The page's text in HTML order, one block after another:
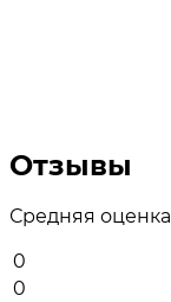
Отзывы
Средняя
0
0